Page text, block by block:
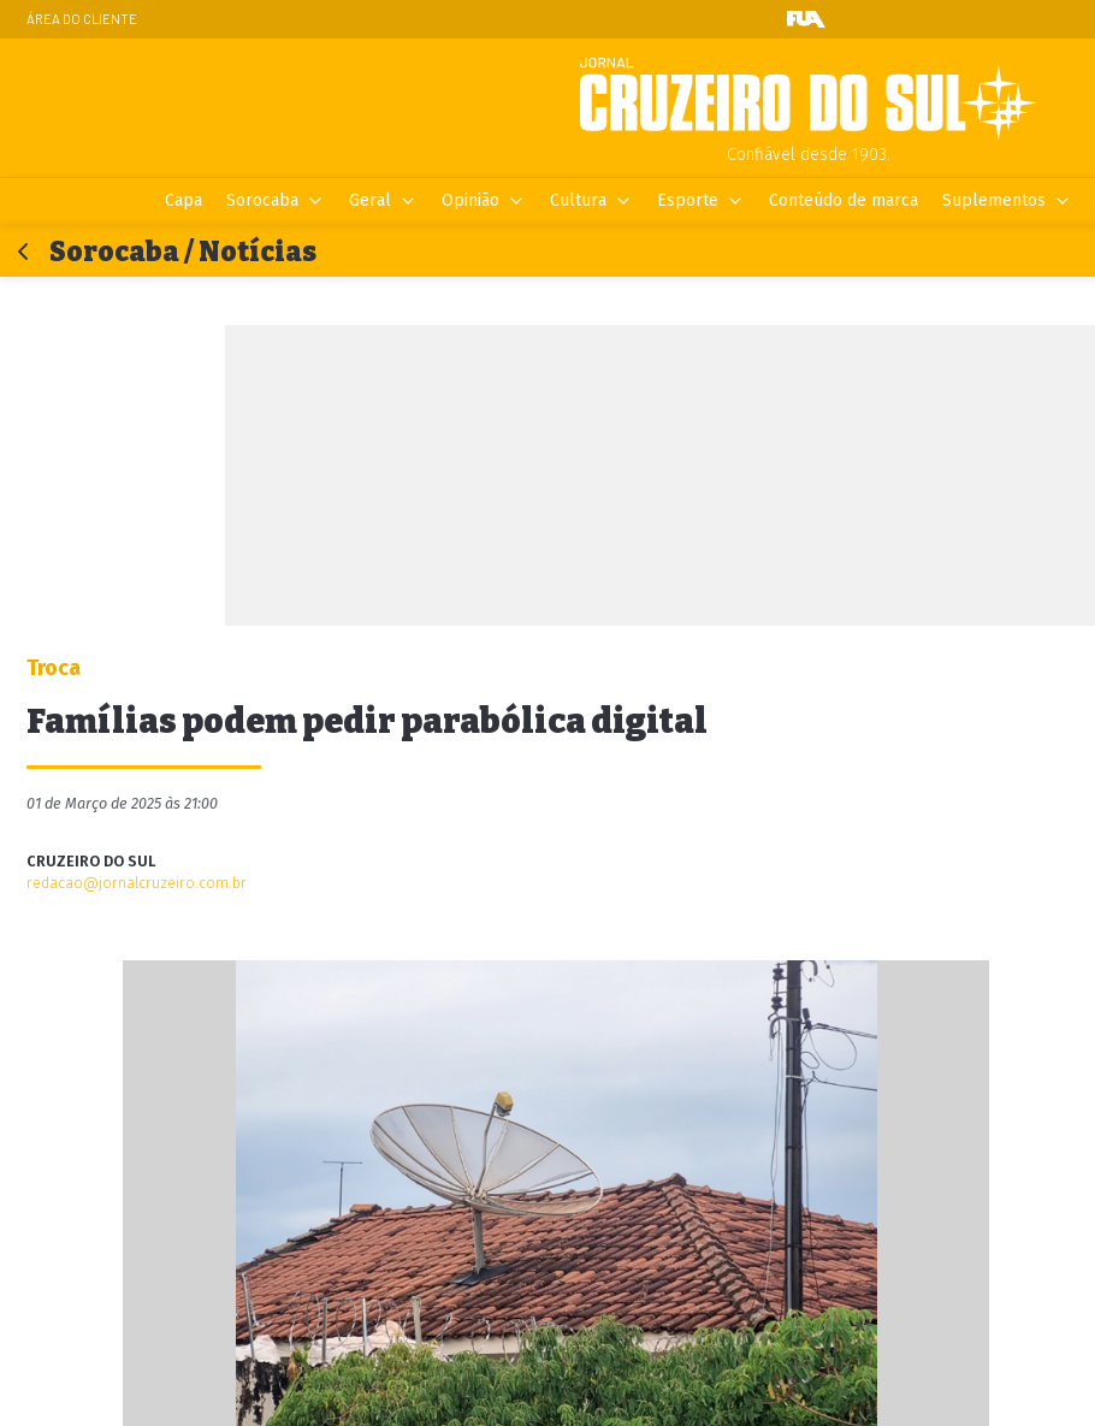
ÁREA DO CLIENTE
Confiável desde 1903.
Capa Sorocaba Geral Opinião Cultura Esporte Conteúdo de marca Suplementos
Sorocaba / Notícias
Troca
Famílias podem pedir parabólica digital
01 de Março de 2025 às 21:00
CRUZEIRO DO SUL
redacao@jornalcruzeiro.com.br